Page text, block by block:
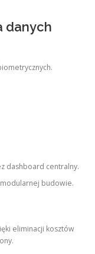
danych
dashboard centralny.
budowie.
eliminacji kosztów